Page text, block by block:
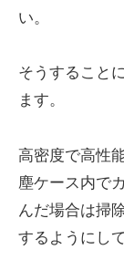
い。
そうすること
ます。
高密度で高性
塵ケース内で
んだ場合は掃
するようにし